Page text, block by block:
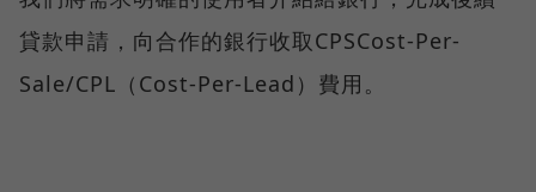
貸款申請，向合作的銀行收取CPSCost-Per-
Sale/CPL（Cost-Per-Lead）費用。